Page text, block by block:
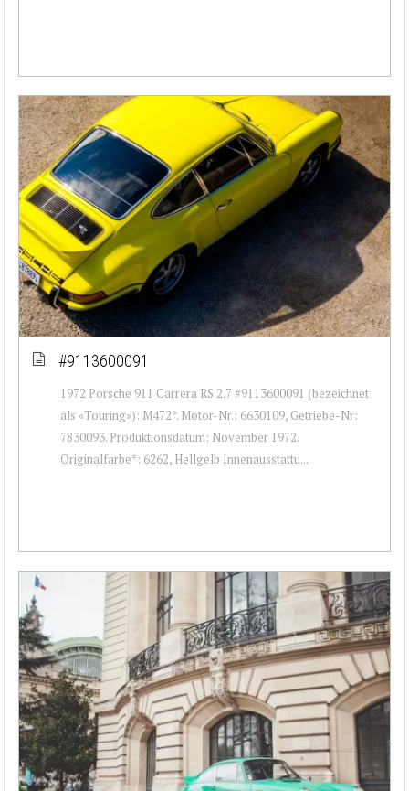
#9113600091
1972 Porsche 911 Carrera RS 2.7 #9113600091 (bezeichnet
als «Touring»): M472*. Motor-Nr.: 6630109, Getriebe-Nr:
7830093. Produktionsdatum: November 1972.
Originalfarbe*: 6262, Hellgelb Innenausstattu...